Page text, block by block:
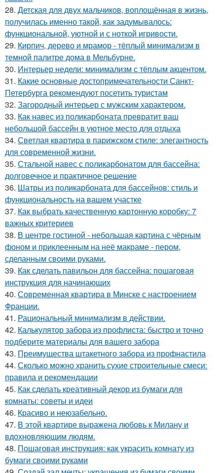
28. Детская для двух мальчиков, воплощённая в жизнь,
получилась именно такой, как задумывалось:
функциональной, уютной и с ноткой игривости.
29. Кирпич, дерево и мрамор - тёплый минимализм в
темной палитре дома в Мельбурне.
30. Интерьер недели: минимализм с тёплым акцентом.
31. Какие основные достопримечательности Санкт-
Петербурга рекомендуют посетить туристам
32. Загородный интерьер с мужским характером.
33. Как навес из поликарбоната превратит ваш
небольшой бассейн в уютное место для отдыха
34. Светлая квартира в парижском стиле: элегантность
для современной жизни.
35. Стальной навес с поликарбонатом для бассейна:
долговечное и практичное решение
36. Шатры из поликарбоната для бассейнов: стиль и
функциональность на вашем участке
37. Как выбрать качественную картонную коробку: 7
важных критериев
38. В центре гостиной - небольшая картина с чёрным
фоном и приклеенным на неё макраме - пером,
сделанным своими руками.
39. Как сделать павильон для бассейна: пошаговая
инструкция для начинающих
40. Современная квартира в Минске с настроением
Франции.
41. Рациональный минимализм в действии.
42. Калькулятор забора из профлиста: быстро и точно
подберите материалы для вашего забора
43. Преимущества штакетного забора из профнастила
44. Сколько можно хранить сухие строительные смеси:
правила и рекомендации
45. Как сделать креативный декор из бумаги для
комнаты: советы и идеи
46. Красиво и неюзабельно.
47. В этой квартире выражена любовь к Милану и
вдохновляющим людям.
48. Пошаговая инструкция: как украсить комнату из
бумаги своими руками